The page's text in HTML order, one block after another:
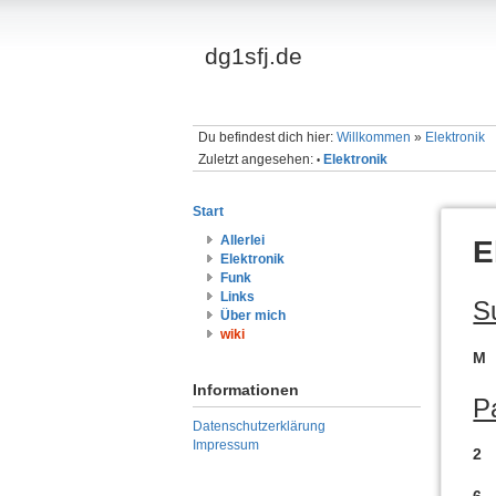
dg1sfj.de
Du befindest dich hier: Willkommen » Elektronik
Zuletzt angesehen: • Elektronik
Start
Allerlei
Elektronik
Funk
Links
Über mich
wiki
Informationen
Datenschutzerklärung
Impressum
M
2